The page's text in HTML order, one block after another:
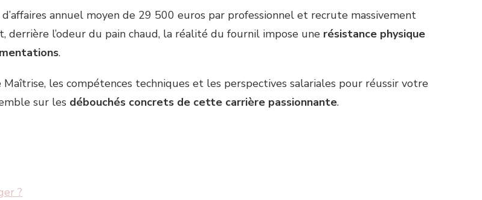
annuel moyen de 29 500 euros par professionnel et recrute massivement
l’odeur du pain chaud, la réalité du fournil impose une résistance physique
.
les compétences techniques et les perspectives salariales pour réussir votre
sur les débouchés concrets de cette carrière passionnante.
?